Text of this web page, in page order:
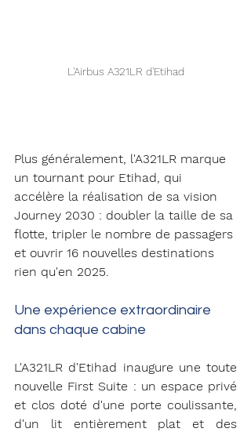
L'Airbus A321LR d'Etihad
Plus généralement, l'A321LR marque
un tournant pour Etihad, qui
accélère la réalisation de sa vision
Journey 2030 : doubler la taille de sa
flotte, tripler le nombre de passagers
et ouvrir 16 nouvelles destinations
rien qu'en 2025.
Une expérience extraordinaire
dans chaque cabine
L'A321LR d'Etihad inaugure une toute
nouvelle First Suite : un espace privé
et clos doté d'une porte coulissante,
d'un lit entièrement plat et des